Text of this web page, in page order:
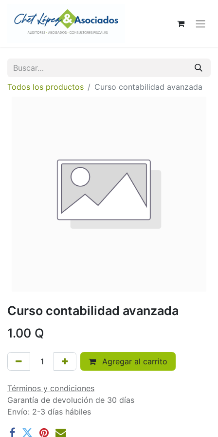
Todos los productos Curso contabilidad avanzada
Curso contabilidad avanzada
1.00 Q
Agregar al carrito
Términos y condiciones
Garantía de devolución de 30 días
Envío: 2-3 días hábiles